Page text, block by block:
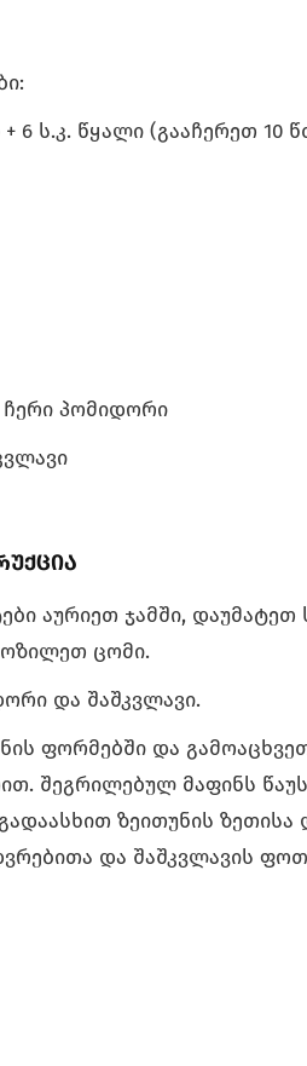
6 ს.კ. წყალი (გააჩერეთ 10
პომიდორი
აურიეთ ჯამში, დაუმატეთ
ცომი.
და შაშკვლავი.
ფორმებში და
შეგრილებულ მაფინს
ზეითუნის ზეთისა
და შაშკვლავის